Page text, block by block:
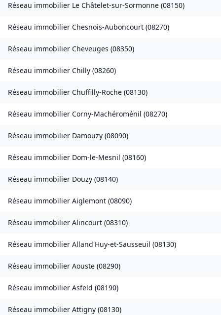
Réseau immobilier Le Châtelet-sur-Sormonne (08150)
Réseau immobilier Chesnois-Auboncourt (08270)
Réseau immobilier Cheveuges (08350)
Réseau immobilier Chilly (08260)
Réseau immobilier Chuffilly-Roche (08130)
Réseau immobilier Corny-Machéroménil (08270)
Réseau immobilier Damouzy (08090)
Réseau immobilier Dom-le-Mesnil (08160)
Réseau immobilier Douzy (08140)
Réseau immobilier Aiglemont (08090)
Réseau immobilier Alincourt (08310)
Réseau immobilier Alland'Huy-et-Sausseuil (08130)
Réseau immobilier Aouste (08290)
Réseau immobilier Asfeld (08190)
Réseau immobilier Attigny (08130)